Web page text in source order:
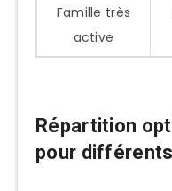
Famille très
active
Répartition
pour